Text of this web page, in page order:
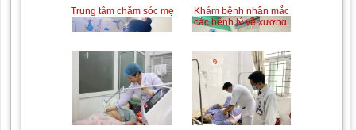
Trung tâm chăm sóc mẹ
bầu và sau sinh
Khám bệnh nhân mắc
các bệnh lý về xương,
khớp